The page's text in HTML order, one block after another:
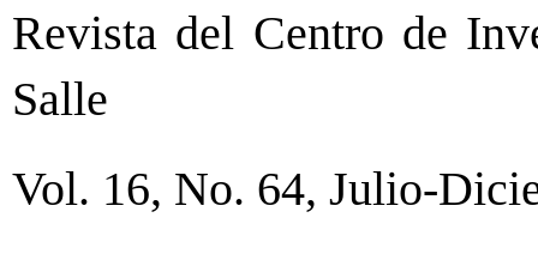
Revista del Centro de
Salle
Vol. 16, No. 64, Julio-